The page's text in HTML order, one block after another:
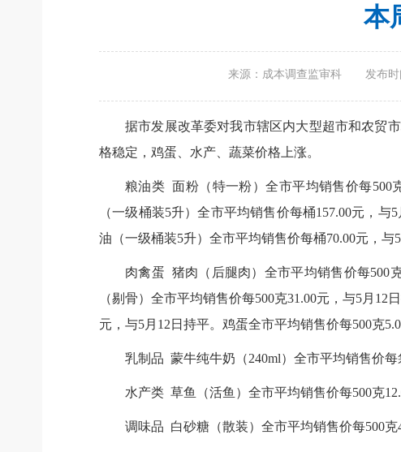
本
来源：成本调查监审科 发布时
据市发展改革委对我市辖区内大型超市和农贸
格稳定，鸡蛋、水产、蔬菜价格上涨。
粮油类 面粉（特一粉）全市平均销售价每500
（一级桶装5升）全市平均销售价每桶157.00元，
油（一级桶装5升）全市平均销售价每桶70.00元，与
肉禽蛋 猪肉（后腿肉）全市平均销售价每500
（剔骨）全市平均销售价每500克31.00元，与5月
元，与5月12日持平。鸡蛋全市平均销售价每500克
乳制品 蒙牛纯牛奶（240ml）全市平均销售价每
水产类 草鱼（活鱼）全市平均销售价每500克
调味品 白砂糖（散装）全市平均销售价每500克